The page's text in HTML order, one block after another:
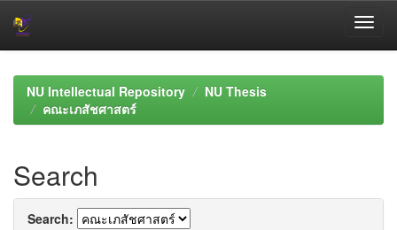
navigationNU Intellectual Repository
NU Thesis
คณะเภสัชศาสตร์
Search
Search: